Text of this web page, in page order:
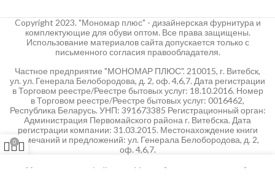
Copyright 2023. "Мономар плюс" - дизайнерская фурнитура и
комплектующие для обуви оптом. Все права защищены.
Использование материалов сайта допускается только с
письменного согласия правообладателя.
Частное предприятие "МОНОМАР ПЛЮС". 210015, г. Витебск,
ул. ул. Генерала Белобородова, д. 2, оф. 4,6,7. Дата регистрации
в Торговом реестре/Реестре бытовых услуг: 18.10.2016. Номер
в Торговом реестре/Реестре бытовых услуг: 0016462,
Республика Беларусь. УНП: 391673385 Регистрационный орган:
Администрация Первомайского района г. Витебска. Дата
регистрации компании: 31.03.2015. Местонахождение книги
замечаний и предложений: ул. Генерала Белобородова, д. 2,
оф. 4,6,7.
Мы используем файлы cookie, чтобы улучшить наш веб-
0